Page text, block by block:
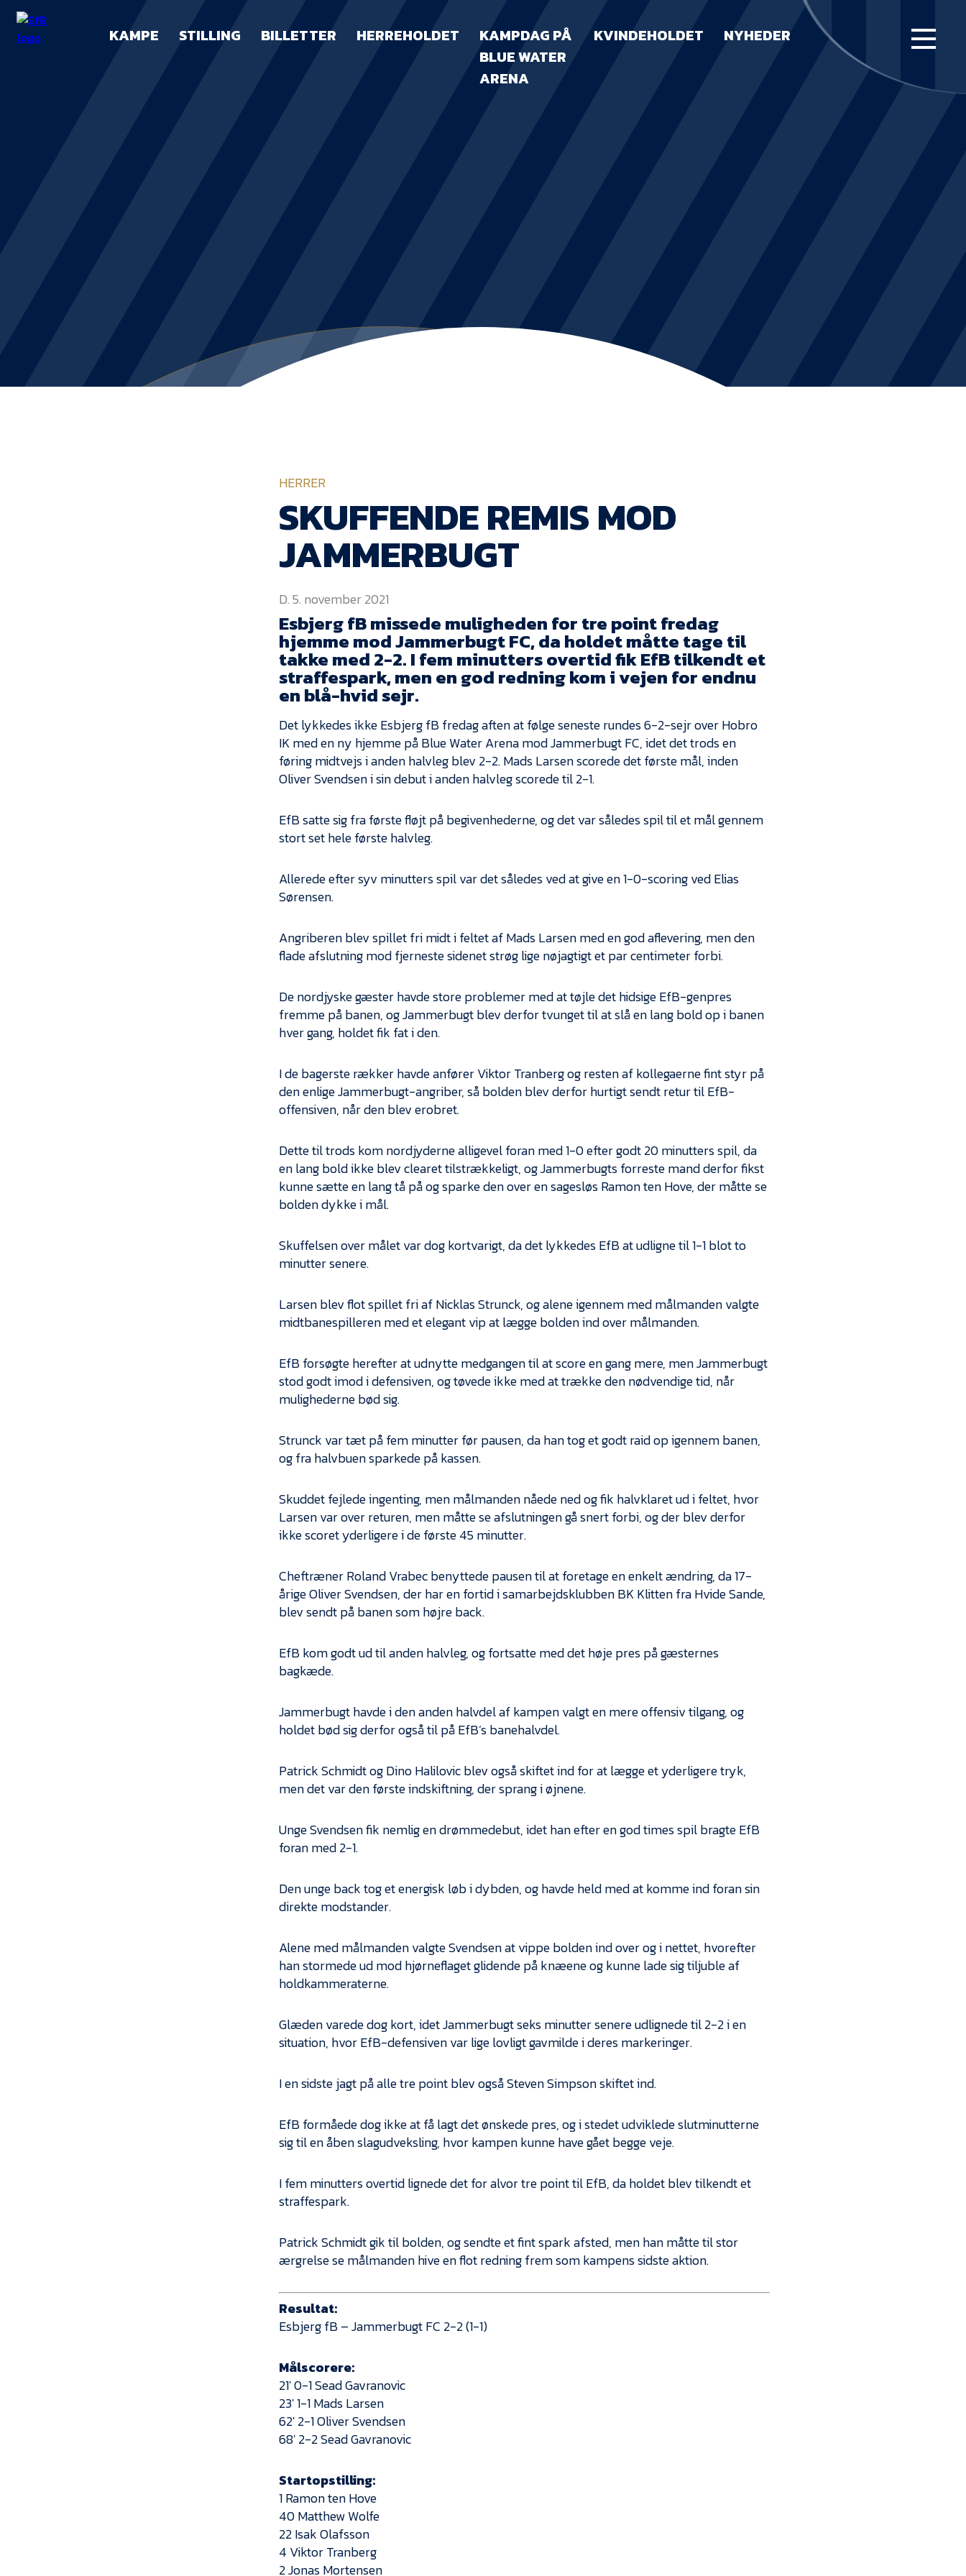
KAMPE STILLING BILLETTER HERREHOLDET
KAMPDAG PÅ
BLUE WATER
ARENA
KVINDEHOLDET NYHEDER FORSIDE
KVINDEHOLDET
HERRER
SKUFFENDE REMIS MOD
JAMMERBUGT
D. 5. november 2021
Esbjerg fB missede muligheden for tre point fredag
hjemme mod Jammerbugt FC, da holdet måtte tage til
takke med 2-2. I fem minutters overtid fik EfB tilkendt et
straffespark, men en god redning kom i vejen for endnu
en blå-hvid sejr.
Det lykkedes ikke Esbjerg fB fredag aften at følge seneste rundes 6-2-sejr over Hobro
IK med en ny hjemme på Blue Water Arena mod Jammerbugt FC, idet det trods en
føring midtvejs i anden halvleg blev 2-2. Mads Larsen scorede det første mål, inden
Oliver Svendsen i sin debut i anden halvleg scorede til 2-1.
EfB satte sig fra første fløjt på begivenhederne, og det var således spil til et mål gennem
stort set hele første halvleg.
Allerede efter syv minutters spil var det således ved at give en 1-0-scoring ved Elias
Sørensen.
Angriberen blev spillet fri midt i feltet af Mads Larsen med en god aflevering, men den
flade afslutning mod fjerneste sidenet strøg lige nøjagtigt et par centimeter forbi.
De nordjyske gæster havde store problemer med at tøjle det hidsige EfB-genpres
fremme på banen, og Jammerbugt blev derfor tvunget til at slå en lang bold op i banen
hver gang, holdet fik fat i den.
I de bagerste rækker havde anfører Viktor Tranberg og resten af kollegaerne fint styr på
den enlige Jammerbugt-angriber, så bolden blev derfor hurtigt sendt retur til EfB-
offensiven, når den blev erobret.
Dette til trods kom nordjyderne alligevel foran med 1-0 efter godt 20 minutters spil, da
en lang bold ikke blev clearet tilstrækkeligt, og Jammerbugts forreste mand derfor fikst
kunne sætte en lang tå på og sparke den over en sagesløs Ramon ten Hove, der måtte se
bolden dykke i mål.
Skuffelsen over målet var dog kortvarigt, da det lykkedes EfB at udligne til 1-1 blot to
minutter senere.
Larsen blev flot spillet fri af Nicklas Strunck, og alene igennem med målmanden valgte
midtbanespilleren med et elegant vip at lægge bolden ind over målmanden.
EfB forsøgte herefter at udnytte medgangen til at score en gang mere, men Jammerbugt
stod godt imod i defensiven, og tøvede ikke med at trække den nødvendige tid, når
mulighederne bød sig.
Strunck var tæt på fem minutter før pausen, da han tog et godt raid op igennem banen,
og fra halvbuen sparkede på kassen.
Skuddet fejlede ingenting, men målmanden nåede ned og fik halvklaret ud i feltet, hvor
Larsen var over returen, men måtte se afslutningen gå snert forbi, og der blev derfor
ikke scoret yderligere i de første 45 minutter.
Cheftræner Roland Vrabec benyttede pausen til at foretage en enkelt ændring, da 17-
årige Oliver Svendsen, der har en fortid i samarbejdsklubben BK Klitten fra Hvide Sande,
blev sendt på banen som højre back.
EfB kom godt ud til anden halvleg, og fortsatte med det høje pres på gæsternes
bagkæde.
Jammerbugt havde i den anden halvdel af kampen valgt en mere offensiv tilgang, og
holdet bød sig derfor også til på EfB’s banehalvdel.
Patrick Schmidt og Dino Halilovic blev også skiftet ind for at lægge et yderligere tryk,
men det var den første indskiftning, der sprang i øjnene.
Unge Svendsen fik nemlig en drømmedebut, idet han efter en god times spil bragte EfB
foran med 2-1.
Den unge back tog et energisk løb i dybden, og havde held med at komme ind foran sin
direkte modstander.
Alene med målmanden valgte Svendsen at vippe bolden ind over og i nettet, hvorefter
han stormede ud mod hjørneflaget glidende på knæene og kunne lade sig tiljuble af
holdkammeraterne.
Glæden varede dog kort, idet Jammerbugt seks minutter senere udlignede til 2-2 i en
situation, hvor EfB-defensiven var lige lovligt gavmilde i deres markeringer.
I en sidste jagt på alle tre point blev også Steven Simpson skiftet ind.
EfB formåede dog ikke at få lagt det ønskede pres, og i stedet udviklede slutminutterne
sig til en åben slagudveksling, hvor kampen kunne have gået begge veje.
I fem minutters overtid lignede det for alvor tre point til EfB, da holdet blev tilkendt et
straffespark.
Patrick Schmidt gik til bolden, og sendte et fint spark afsted, men han måtte til stor
ærgrelse se målmanden hive en flot redning frem som kampens sidste aktion.
Resultat:
Esbjerg fB – Jammerbugt FC 2-2 (1-1)
Målscorere:
21′ 0-1 Sead Gavranovic
23′ 1-1 Mads Larsen
62′ 2-1 Oliver Svendsen
68′ 2-2 Sead Gavranovic
Startopstilling:
1 Ramon ten Hove
40 Matthew Wolfe
22 Isak Olafsson
4 Viktor Tranberg
2 Jonas Mortensen